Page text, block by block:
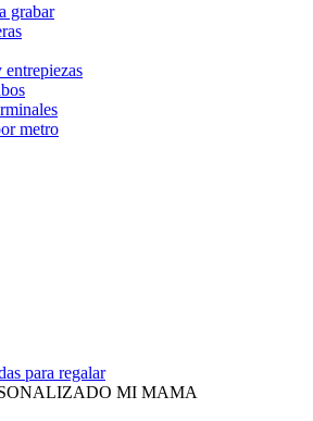
grabar
metro
para regalar
MI MAMA